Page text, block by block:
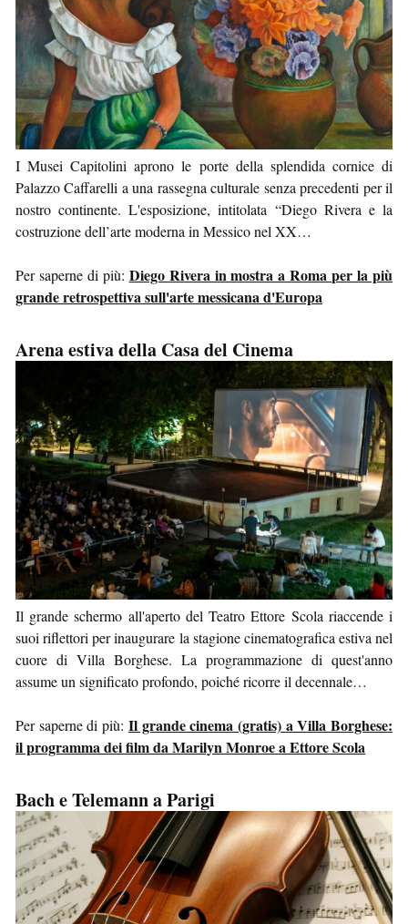
I Musei Capitolini aprono le porte della splendida cornice di
Palazzo Caffarelli a una rassegna culturale senza precedenti per il
nostro continente. L'esposizione, intitolata “Diego Rivera e la
costruzione dell’arte moderna in Messico nel XX…
Per saperne di più: Diego Rivera in mostra a Roma per la più
grande retrospettiva sull'arte messicana d'Europa
Arena estiva della Casa del Cinema
Il grande schermo all'aperto del Teatro Ettore Scola riaccende i
suoi riflettori per inaugurare la stagione cinematografica estiva nel
cuore di Villa Borghese. La programmazione di quest'anno
assume un significato profondo, poiché ricorre il decennale…
Per saperne di più: Il grande cinema (gratis) a Villa Borghese:
il programma dei film da Marilyn Monroe a Ettore Scola
Bach e Telemann a Parigi